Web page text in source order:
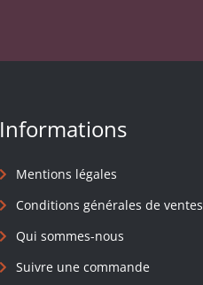
Informations
Mentions légales
Conditions générales de ventes
Qui sommes-nous
Suivre une commande